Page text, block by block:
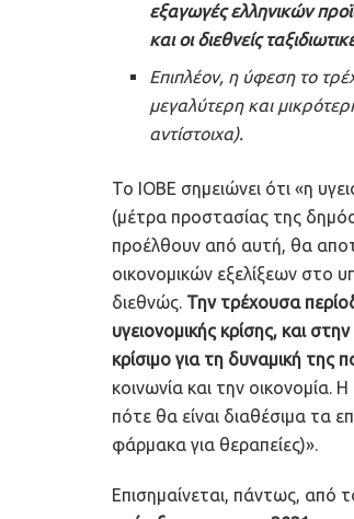
εξαγωγές ελληνικών
και οι διεθνείς
Επιπλέον, η ύφεση το
μεγαλύτερη και
αντίστοιχα).
Το ΙΟΒΕ σημειώνει ότι «η
(μέτρα προστασίας της
προέλθουν από αυτή, θα
οικονομικών εξελίξεων στο
διεθνώς. Την τρέχουσα
υγειονομικής κρίσης, και
κρίσιμο για τη δυναμική της
κοινωνία και την οικονομία.
πότε θα είναι διαθέσιμα τα
φάρμακα για θεραπείες)».
Επισημαίνεται, πάντως, από